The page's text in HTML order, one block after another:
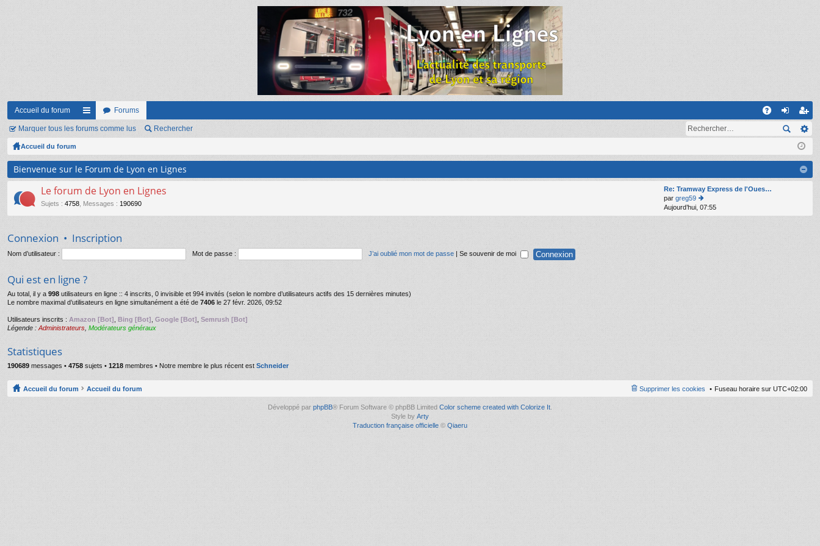
Accueil du forum
ac
ur
ci
s
Forums
on
on
ns
cri
pti
on
Marquer tous les forums comme lus Rechercher
Accueil du forum
Bienvenue sur le Forum de Lyon en Lignes
Le forum de Lyon en Lignes
Sujets : 4758 Messages : 190690
Re: Tramway Express de l'Oues…
par greg59
o
n
Aujourd’hui, 07:55
Connexion • Inscription
Nom d’utilisateur : Mot de passe : J’ai oublié mon mot de passe | Se souvenir de moi
Qui est en ligne ?
Au total, il y a 998 utilisateurs en ligne :: 4 inscrits, 0 invisible et 994 invités (selon le nombre d’utilisateurs actifs des 15 dernières minutes)
Le nombre maximal d’utilisateurs en ligne simultanément a été de 7406 le 27 févr. 2026, 09:52
Utilisateurs inscrits : Amazon [Bot] Bing [Bot] Google [Bot] Semrush [Bot]
Légende : Administrateurs Modérateurs généraux
Statistiques
190689 messages • 4758 sujets • 1218 membres • Notre membre le plus récent est Schneider
Accueil du forum Accueil du forum Fuseau horaire sur UTC+02:00
Supprimer les cookies
Développé par phpBB® Forum Software © phpBB Limited Color scheme created with Colorize It
Style by Arty
Traduction française officielle © Qiaeru